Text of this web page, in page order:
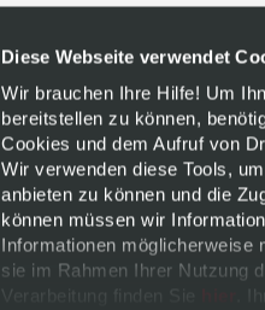
Diese Webseite verwendet
Wir brauchen Ihre Hilfe! Um
bereitstellen zu können,
Cookies und dem Aufruf von
Wir verwenden diese Tools,
anbieten zu können und die
können müssen wir
Informationen möglicherweise
sie im Rahmen Ihrer Nutzung
.